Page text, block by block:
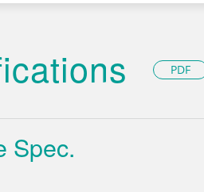
PDF
Spec.